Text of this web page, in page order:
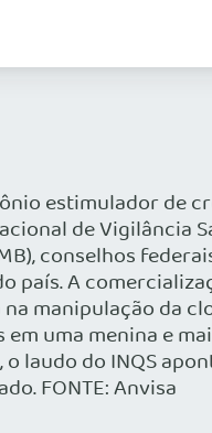
estimulador de
de
conselhos
país. A
manipulação da
uma menina e
laudo do INQS
FONTE: Anvisa